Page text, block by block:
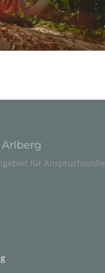
für Anspruchsvolle